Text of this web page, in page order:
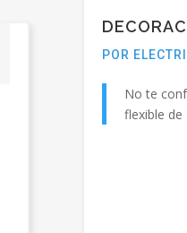
POR
No te
flexible